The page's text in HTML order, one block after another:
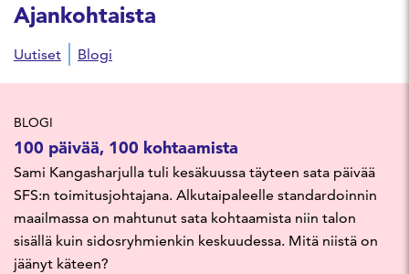
Ajankohtaista
Uutiset Blogi
BLOGI
100 päivää, 100 kohtaamista
Sami Kangasharjulla tuli kesäkuussa täyteen sata päivää
SFS:n toimitusjohtajana. Alkutaipaleelle standardoinnin
maailmassa on mahtunut sata kohtaamista niin talon
sisällä kuin sidosryhmienkin keskuudessa. Mitä niistä on
jäänyt käteen?